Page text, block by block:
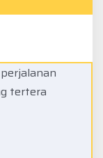
tertera